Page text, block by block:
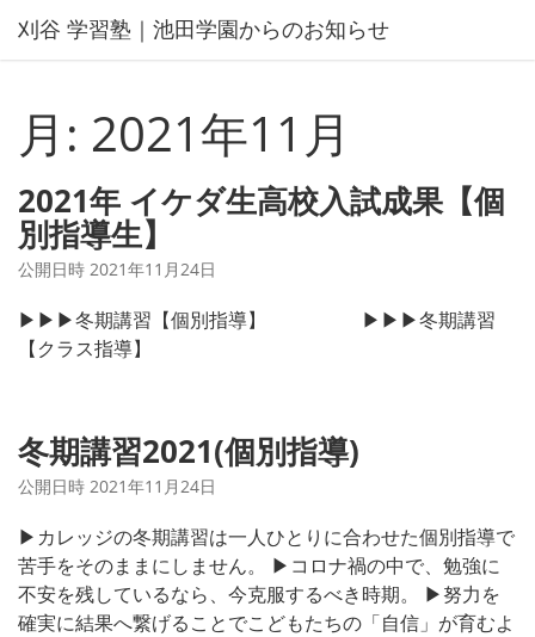
刈谷 学習塾｜池田学園からのお知らせ
月: 2021年11月
2021年 イケダ生高校入試成果【個
別指導生】
公開日時 2021年11月24日
▶▶▶冬期講習【個別指導】 ▶▶▶冬期講習
【クラス指導】
冬期講習2021(個別指導)
公開日時 2021年11月24日
▶カレッジの冬期講習は一人ひとりに合わせた個別指導で
苦手をそのままにしません。 ▶コロナ禍の中で、勉強に
不安を残しているなら、今克服するべき時期。 ▶努力を
確実に結果へ繋げることでこどもたちの「自信」が育むよ